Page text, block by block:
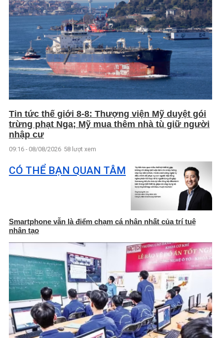
Tin tức thế giới 8-8: Thượng viện Mỹ duyệt gói
trừng phạt Nga; Mỹ mua thêm nhà tù giữ người
nhập cư
09:16 - 08/08/2026 58 lượt xem
CÓ THỂ BẠN QUAN TÂM
Smartphone vẫn là điểm chạm cá nhân nhất của trí tuệ
nhân tạo